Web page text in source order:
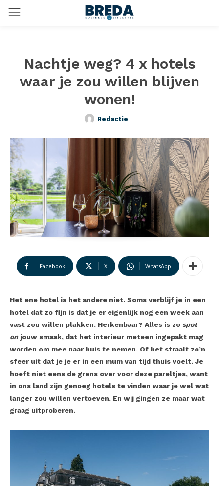
Nachtje weg? 4 x hotels
waar je zou willen blijven
wonen!
Redactie
Facebook X WhatsApp
Het ene hotel is het andere niet. Soms verblijf je in een
hotel dat zo fijn is dat je er eigenlijk nog een week aan
vast zou willen plakken. Herkenbaar? Alles is zo spot
on jouw smaak, dat het interieur meteen ingepakt mag
worden om mee naar huis te nemen. Of het straalt zo’n
sfeer uit dat je je er in een mum van tijd thuis voelt. Je
hoeft niet eens de grens over voor deze pareltjes, want
in ons land zijn genoeg hotels te vinden waar je wel wat
langer zou willen vertoeven. En wij gingen ze maar wat
graag uitproberen.